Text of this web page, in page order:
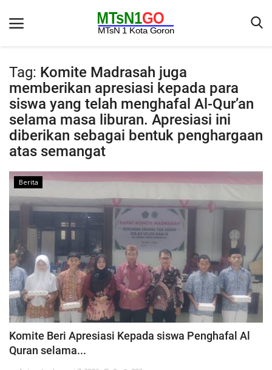
Beranda
Berita
Kontak
OPINI
Syarat dan Ketentuan
Aplikasi
Pengumuman
Layanan Publik
Whistleblowing System
Tentang Kami
Tag: Komite Madrasah juga
memberikan apresiasi kepada para
siswa yang telah menghafal Al-Qur’an
selama masa liburan. Apresiasi ini
diberikan sebagai bentuk penghargaan
atas semangat
Berita
Komite Beri Apresiasi Kepada siswa Penghafal Al
Quran selama...